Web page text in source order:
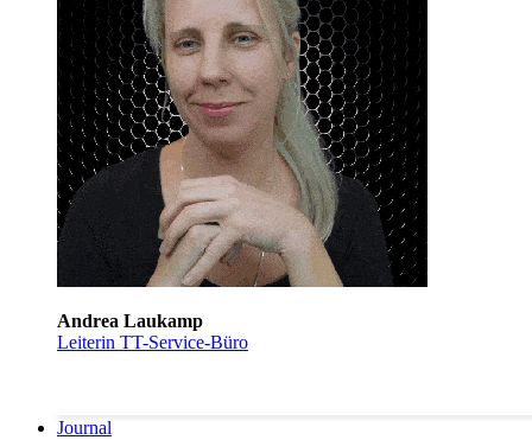
Andrea Laukamp
Leiterin TT-Service-Büro
Journal